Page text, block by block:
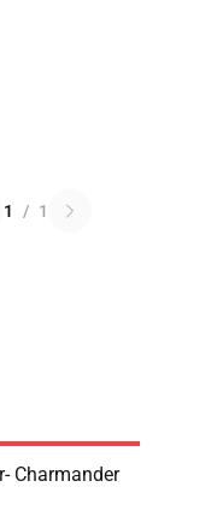
1 / 1
Charmander